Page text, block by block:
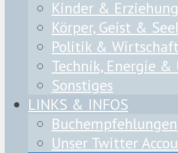
Kinder & Erziehung
Körper, Geist &
Politik & Wirtschaft
Technik, Energie
Sonstiges
LINKS & INFOS
Buchempfehlungen
Unser Twitter